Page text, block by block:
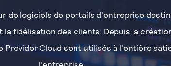
de logiciels de portails d'entreprise
la fidélisation des clients. Depuis la
Previder Cloud sont utilisés à l'entière